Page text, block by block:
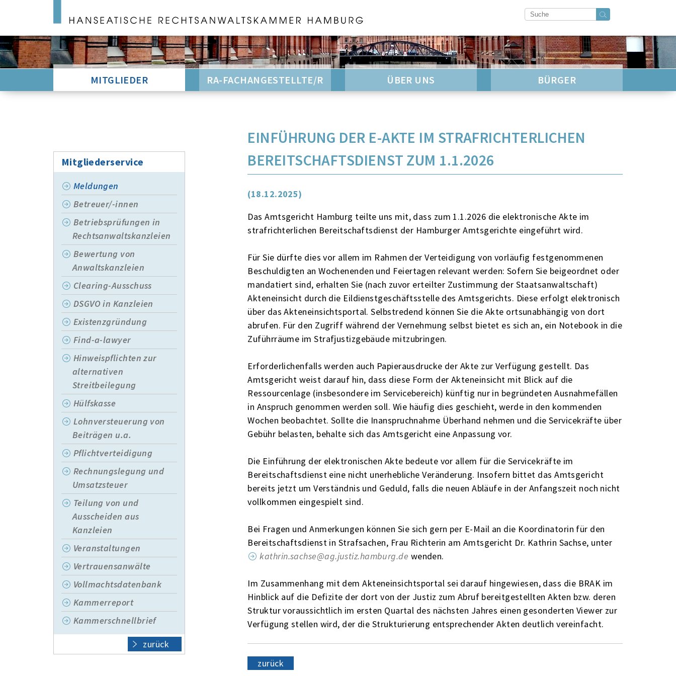
MITGLIEDER RA-FACHANGESTELLTE/R ÜBER UNS BÜRGER
Mitgliederservice
Meldungen
Betreuer/-innen
Betriebsprüfungen in
Rechtsanwaltskanzleien
Bewertung von
Anwaltskanzleien
Clearing-Ausschuss
DSGVO in Kanzleien
Existenzgründung
Find-a-lawyer
Hinweispflichten zur
alternativen
Streitbeilegung
Hülfskasse
Lohnversteuerung von
Beiträgen u.a.
Pflichtverteidigung
Rechnungslegung und
Umsatzsteuer
Teilung von und
Ausscheiden aus
Kanzleien
Veranstaltungen
Vertrauensanwälte
Vollmachtsdatenbank
Kammerreport
Kammerschnellbrief
zurück
EINFÜHRUNG DER E-AKTE IM STRAFRICHTERLICHEN
BEREITSCHAFTSDIENST ZUM 1.1.2026
(18.12.2025)
Das Amtsgericht Hamburg teilte uns mit, dass zum 1.1.2026 die elektronische Akte im
strafrichterlichen Bereitschaftsdienst der Hamburger Amtsgerichte eingeführt wird.
Für Sie dürfte dies vor allem im Rahmen der Verteidigung von vorläufig festgenommenen
Beschuldigten an Wochenenden und Feiertagen relevant werden: Sofern Sie beigeordnet oder
mandatiert sind, erhalten Sie (nach zuvor erteilter Zustimmung der Staatsanwaltschaft)
Akteneinsicht durch die Eildienstgeschäftsstelle des Amtsgerichts. Diese erfolgt elektronisch
über das Akteneinsichtsportal. Selbstredend können Sie die Akte ortsunabhängig von dort
abrufen. Für den Zugriff während der Vernehmung selbst bietet es sich an, ein Notebook in die
Zuführräume im Strafjustizgebäude mitzubringen.
Erforderlichenfalls werden auch Papierausdrucke der Akte zur Verfügung gestellt. Das
Amtsgericht weist darauf hin, dass diese Form der Akteneinsicht mit Blick auf die
Ressourcenlage (insbesondere im Servicebereich) künftig nur in begründeten Ausnahmefällen
in Anspruch genommen werden soll. Wie häufig dies geschieht, werde in den kommenden
Wochen beobachtet. Sollte die Inanspruchnahme Überhand nehmen und die Servicekräfte über
Gebühr belasten, behalte sich das Amtsgericht eine Anpassung vor.
Die Einführung der elektronischen Akte bedeute vor allem für die Servicekräfte im
Bereitschaftsdienst eine nicht unerhebliche Veränderung. Insofern bittet das Amtsgericht
bereits jetzt um Verständnis und Geduld, falls die neuen Abläufe in der Anfangszeit noch nicht
vollkommen eingespielt sind.
Bei Fragen und Anmerkungen können Sie sich gern per E-Mail an die Koordinatorin für den
Bereitschaftsdienst in Strafsachen, Frau Richterin am Amtsgericht Dr. Kathrin Sachse, unter
kathrin.sachse@ag.justiz.hamburg.de wenden.
Im Zusammenhang mit dem Akteneinsichtsportal sei darauf hingewiesen, dass die BRAK im
Hinblick auf die Defizite der dort von der Justiz zum Abruf bereitgestellten Akten bzw. deren
Struktur voraussichtlich im ersten Quartal des nächsten Jahres einen gesonderten Viewer zur
Verfügung stellen wird, der die Strukturierung entsprechender Akten deutlich vereinfacht.
zurück